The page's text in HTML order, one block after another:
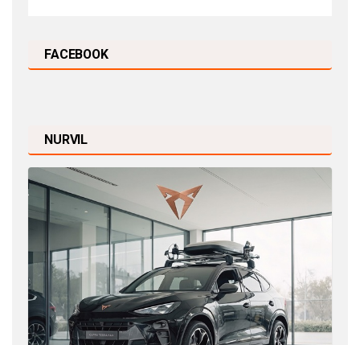
FACEBOOK
NURVIL